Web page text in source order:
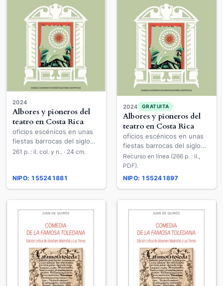
2024
Albores y pioneros del
teatro en Costa Rica
oficios escénicos en unas
fiestas barrocas del siglo
XVIII
261 p. : il. col. y n.. · 24 cm.
NIPO: 155241881
2024 GRATUITA
Albores y pioneros del
teatro en Costa Rica
oficios escénicos en unas
fiestas barrocas del siglo
XVIII
Recurso en línea (266 p. : il.,
PDF).
NIPO: 155241897